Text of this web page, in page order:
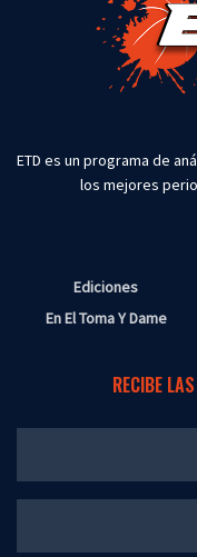
ETD es un programa de
los mejores
Ediciones
En El Toma Y Dame
RECIBE